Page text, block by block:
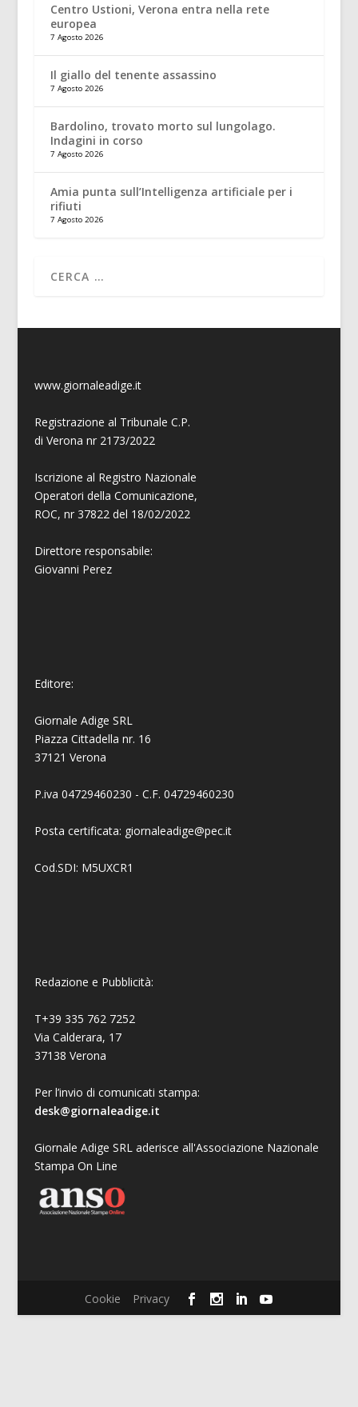
Centro Ustioni, Verona entra nella rete
europea
7 Agosto 2026
Il giallo del tenente assassino
7 Agosto 2026
Bardolino, trovato morto sul lungolago.
Indagini in corso
7 Agosto 2026
Amia punta sull’Intelligenza artificiale per i
rifiuti
7 Agosto 2026
www.giornaleadige.it
Registrazione al Tribunale C.P.
di Verona nr 2173/2022
Iscrizione al Registro Nazionale
Operatori della Comunicazione,
ROC, nr 37822 del 18/02/2022
Direttore responsabile:
Giovanni Perez
Editore:
Giornale Adige SRL
Piazza Cittadella nr. 16
37121 Verona
P.iva 04729460230 - C.F. 04729460230
Posta certificata: giornaleadige@pec.it
Cod.SDI: M5UXCR1
Redazione e Pubblicità:
T+39 335 762 7252
Via Calderara, 17
37138 Verona
Per l’invio di comunicati stampa:
desk@giornaleadige.it
Giornale Adige SRL aderisce all'Associazione Nazionale
Stampa On Line
Cookie Privacy